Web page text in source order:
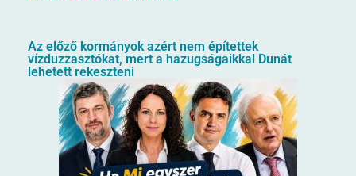
Az előző kormányok azért nem építettek
vízduzzasztókat, mert a hazugságaikkal Dunát
lehetett rekeszteni